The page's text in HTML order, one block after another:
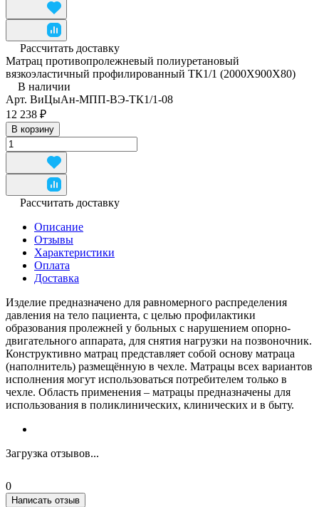
Рассчитать доставку
Матрац противопролежневый полиуретановый
вязкоэластичный профилированный ТК1/1 (2000Х900Х80)
В наличии
Арт. ВиЦыАн-МПП-ВЭ-ТК1/1-08
12 238 ₽
В корзину
Рассчитать доставку
Описание
Отзывы
Характеристики
Оплата
Доставка
Изделие предназначено для равномерного распределения
давления на тело пациента, с целью профилактики
образования пролежней у больных с нарушением опорно-
двигательного аппарата, для снятия нагрузки на позвоночник.
Конструктивно матрац представляет собой основу матраца
(наполнитель) размещённую в чехле. Матрацы всех вариантов
исполнения могут использоваться потребителем только в
чехле. Область применения – матрацы предназначены для
использования в поликлинических, клинических и в быту.
Загрузка отзывов...
0
Написать отзыв